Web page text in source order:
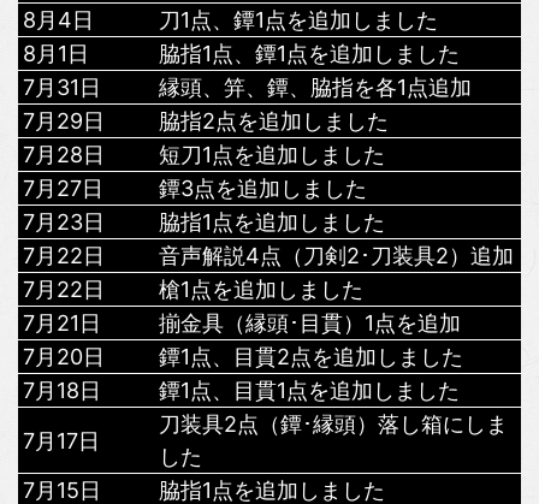
8月4日
刀1点、鐔1点を追加しました
8月1日
脇指1点、鐔1点を追加しました
7月31日
縁頭、笄、鐔、脇指を各1点追加
7月29日
脇指2点を追加しました
7月28日
短刀1点を追加しました
7月27日
鐔3点を追加しました
7月23日
脇指1点を追加しました
7月22日
音声解説4点（刀剣2･刀装具2）追加
7月22日
槍1点を追加しました
7月21日
揃金具（縁頭･目貫）1点を追加
7月20日
鐔1点、目貫2点を追加しました
7月18日
鐔1点、目貫1点を追加しました
7月17日
刀装具2点（鐔･縁頭）落し箱にしま
した
7月15日
脇指1点を追加しました